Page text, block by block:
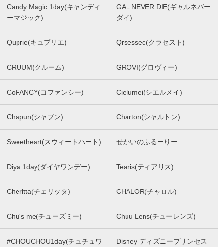
Candy Magic 1day(キャンディ
ーマジック)
GAL NEVER DIE(ギャルネバー
ダイ)
Quprie(キュプリエ) Qrsessed(クラセスト)
CRUUM(クルーム) GROVI(グロヴィー)
CoFANCY(コファンシー) Cielumei(シエルメイ)
Chapun(シャプン) Charton(シャルトン)
Sweetheart(スウィートハート) せかいのふるーりー
Diya 1day(ダイヤワンデー) Tearis(ティアリス)
Cheritta(チェリッタ) CHALOR(チャロル)
Chu's me(チューズミー) Chuu Lens(チューレンズ)
#CHOUCHOU1day(チュチュワ
Disney ディズニープリンセス